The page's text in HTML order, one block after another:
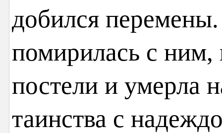
добился
помирилась с ним,
постели и умерла
таинства с